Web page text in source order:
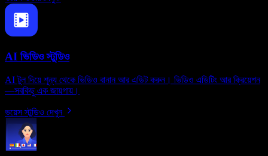
AI ভিডিও স্টুডিও
AI টুল দিয়ে শূন্য থেকে ভিডিও বানান আর এডিট করুন। ভিডিও এডিটিং আর ক্রিয়েশন
—সবকিছু এক জায়গায়।
ভয়েস স্টুডিও দেখুন